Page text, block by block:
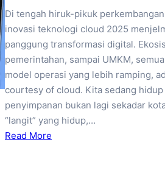
Di tengah hiruk-pikuk
inovasi teknologi cloud 2025
panggung transformasi digital.
pemerintahan, sampai UMKM,
model operasi yang lebih ramping,
courtesy of cloud. Kita sedang
penyimpanan bukan lagi sekadar
“langit” yang hidup,…
Read More